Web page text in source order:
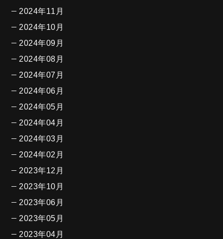
2024年11月
2024年10月
2024年09月
2024年08月
2024年07月
2024年06月
2024年05月
2024年04月
2024年03月
2024年02月
2023年12月
2023年10月
2023年06月
2023年05月
2023年04月